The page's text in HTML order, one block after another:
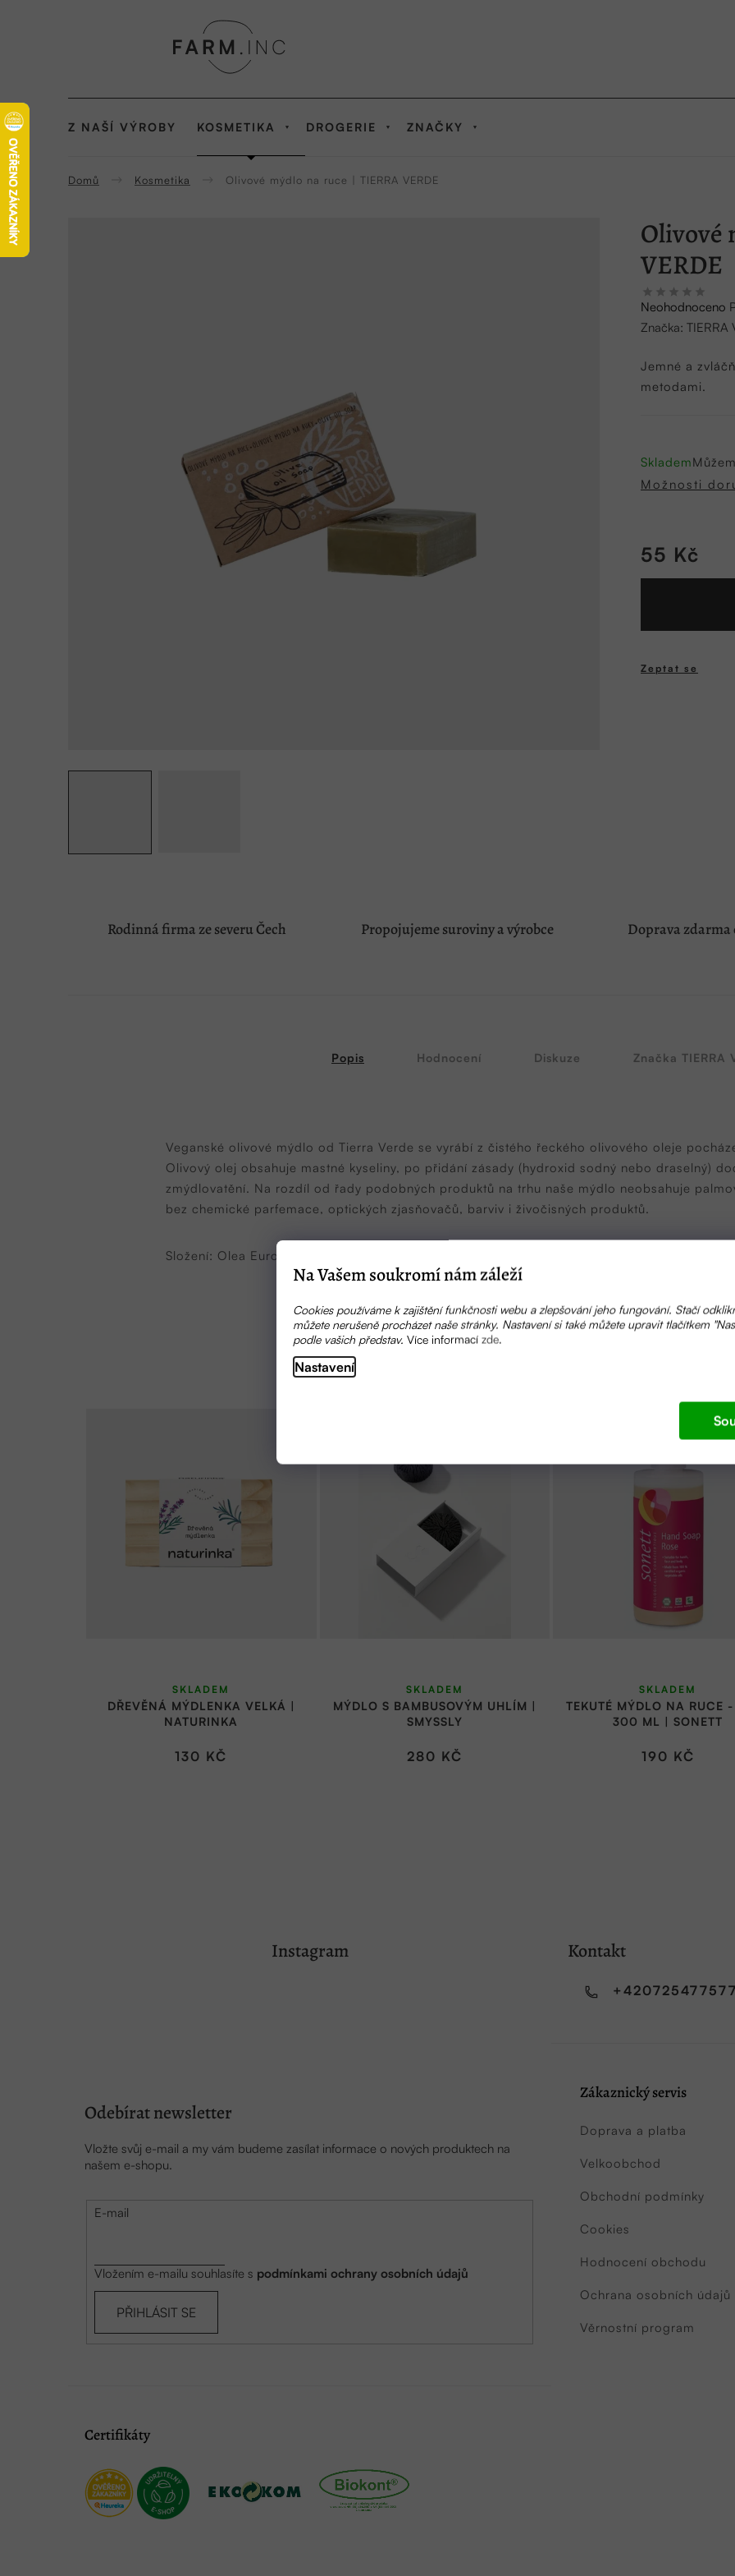
Na Vašem soukromí nám záleží
Cookies používáme k zajištění funkčnosti webu a zlepšování jeho fungování. Stačí
můžete nerušeně procházet naše stránky. Nastavení si také můžete upravit tlačítkem
podle vašich představ. Více informací zde.
Nastavení
Z NAŠÍ VÝROBY KOSMETIKA DROGERIE ZNAČKY
Domů Kosmetika Olivové mýdlo na ruce | TIERRA VERDE
Olivové
VERDE
Průměrné
hodnocení
produktu
Neohodnoceno
Značka: TIERRA
Jemné a
metodami.
Skladem
Možnosti
55 Kč
Zeptat se
Rodinná firma ze severu Čech Propojujeme suroviny a výrobce Doprava zdarma
Popis Hodnocení Diskuze Značka TIERRA
Veganské olivové mýdlo od Tierra Verde se vyrábí z čistého řeckého olivového oleje
Olivový olej obsahuje mastné kyseliny, po přidání zásady (hydroxid sodný nebo draselný)
zmýdlovatění. Na rozdíl od řady podobných produktů na trhu naše mýdlo neobsahuje
bez chemické parfemace, optických zjasňovačů, barviv i živočisných produktů.
Složení: Olea Europaea Fruit Oil, Aqua, Sodium Hydroxide, Sodium Chloride
DŘEVĚNÁ MÝDLENKA VELKÁ |
NATURINKA
SKLADEM
130 KČ
MÝDLO S BAMBUSOVÝM UHLÍM |
SMYSSLY
SKLADEM
280 KČ
TEKUTÉ MÝDLO NA RUCE -
300 ML | SONETT
SKLADEM
190 KČ
Instagram Kontakt
Odebírat newsletter
Vložte svůj e-mail a my vám budeme zasílat informace o nových produktech na
našem e-shopu.
E-mail
Vložením e-mailu souhlasíte s podmínkami ochrany osobních údajů
PŘIHLÁSIT SE
Zákaznický servis
Doprava a platba
Velkoobchod
Obchodní podmínky
Cookies
Hodnocení obchodu
Ochrana osobních údajů
Věrnostní program
Certifikáty